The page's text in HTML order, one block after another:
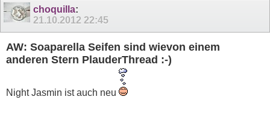
choquilla:
21.10.2012 22:45
AW: Soaparella Seifen sind wievon einem
anderen Stern PlauderThread :-)
Night Jasmin ist auch neu